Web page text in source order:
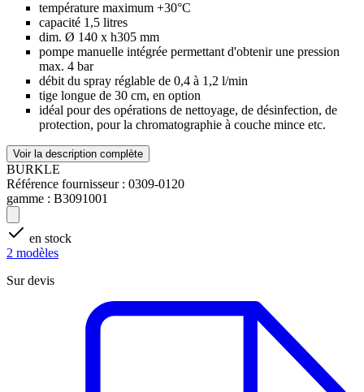
température maximum +30°C
capacité 1,5 litres
dim. Ø 140 x h305 mm
pompe manuelle intégrée permettant d'obtenir une pression
max. 4 bar
débit du spray réglable de 0,4 à 1,2 l/min
tige longue de 30 cm, en option
idéal pour des opérations de nettoyage, de désinfection, de
protection, pour la chromatographie à couche mince etc.
Voir la description complète
BURKLE
Référence fournisseur : 0309-0120
gamme : B3091001
en stock
2 modèles
Sur devis